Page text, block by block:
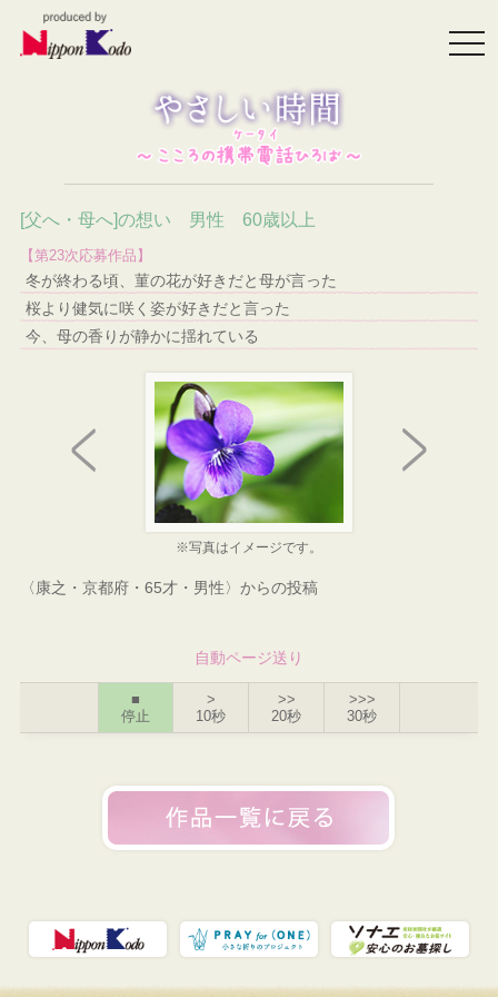
[父へ・母へ]の想い 男性 60歳以上
【第23次応募作品】
冬が終わる頃、菫の花が好きだと母が言った
桜より健気に咲く姿が好きだと言った
今、母の香りが静かに揺れている
※写真はイメージです。
〈康之・京都府・65才・男性〉からの投稿
自動ページ送り
■
停止
>
10秒
>>
20秒
>>>
30秒